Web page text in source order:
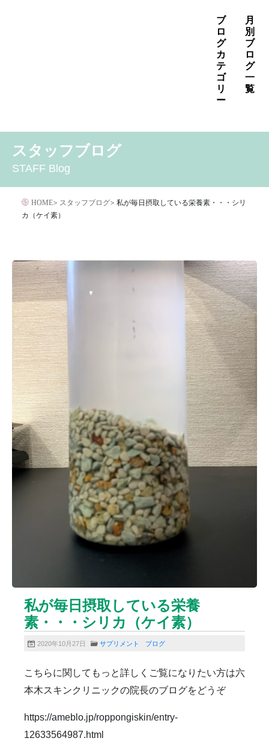
キ
ブ
ロ
グ
カ
テ
ゴ
リ
ー
その他の治療
たるみ治療
アレルギー・アトピー・花粉症
クリニック
サプリメント
タトゥー・刺青除去
ダイエット
トーニング
ニキビ治療
ニキビ痕の凹み（ニキビ痕のクレーター）
ニキビ痕の凹み（ニキビ痕のクレーター）オリジナル
ピーリング
ニキビ跡・凹みクレーター治療
ニキビ跡治療
ヒアルロン酸分解除去
ヒアルロン酸注入
ピアス
ブログ
プチ整形
ボトックス注射
メディア
メディカルダイエット
ロアキュティン
保険診療・一般診療
健康 化粧品
商品
成長因子ピーリング
毛穴の開き・黒ずみ治療
毛穴用プラグピーリング
水光注射
注射・点滴
炭酸ガスレーザー
猫 癌
目の下のくま治療
美肌・アンチエイジング
肝斑治療
脂肪溶解注射
脂肪溶解注射（BNLS）
花粉症
雑誌掲載
食べ物 ＹＡＧレーザー
月
別
ブ
ロ
グ
一
覧
2026年5月
2026年4月
2026年2月
スタッフブログ
STAFF Blog
HOME> スタッフブログ> 私が毎日摂取している栄養素・・・シリ
カ（ケイ素）
私が毎日摂取している栄養
素・・・シリカ（ケイ素）
2020年10月27日 サプリメント ブログ
こちらに関してもっと詳しくご覧になりたい方は六
本木スキンクリニックの院長のブログをどうぞ
https://ameblo.jp/roppongiskin/entry-
12633564987.html